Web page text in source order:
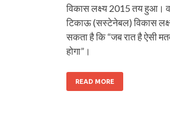
विकास लक्ष्य 2015 तय हुआ।
टिकाऊ (सस्टेनेबल) विकास
सकता है कि “जब रात है ऐसी
होगा”।
READ MORE